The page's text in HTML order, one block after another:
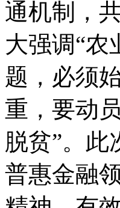
通机制，
大强调“农
题，必须
重，要动
脱贫”。
普惠金融